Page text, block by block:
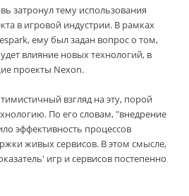
затронул тему использования
в игровой индустрии. В рамках
ему был задан вопрос о том,
влияние новых технологий, в
проекты Nexon.
взгляд на эту, порой
По его словам, "внедрение
эффективность процессов
живых сервисов. В этом смысле,
игр и сервисов постепенно